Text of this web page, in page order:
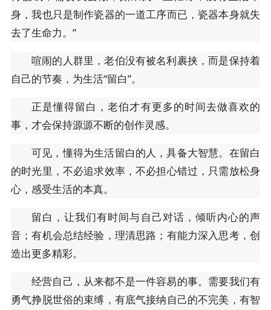
身，我也只是制作瓷器的一道工序而已，瓷器本身就失
去了生命力。”
喧闹的人群里，老伯没有被名利裹挟，而是保持着
自己的节奏，为生活“留白”。
正是懂得留白，老伯才有更多的时间去做喜欢的
事，才会保持源源不断的创作灵感。
可见，懂得为生活留白的人，具备大智慧。在留白
的时光里，不必追求效率，不必担心错过，只需放松身
心，感受生活的本真。
留白，让我们有时间与自己对话，倾听内心的声
音；有机会总结经验，理清思路；有能力深入思考，创
造出更多精彩。
经营自己，从来都不是一件容易的事。需要我们有
勇气挣脱世俗的束缚，有底气接纳自己的不完美，有智